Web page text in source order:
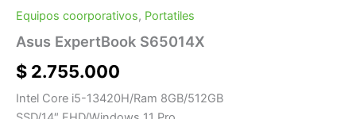
Equipos coorporativos, Portatiles
Asus ExpertBook S65014X
$ 2.755.000
Intel Core i5-13420H/Ram 8GB/512GB